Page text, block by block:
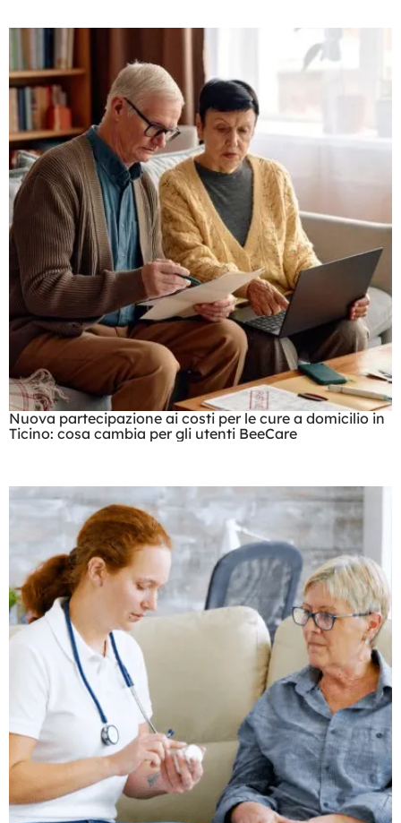
Nuova partecipazione ai costi per le cure a domicilio in
Ticino: cosa cambia per gli utenti BeeCare